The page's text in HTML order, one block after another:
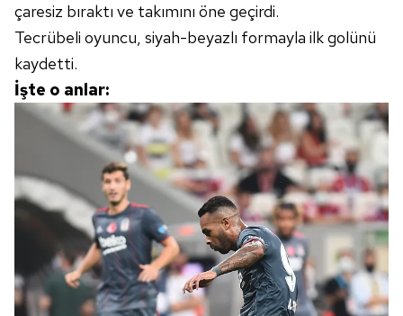
çaresiz bıraktı ve takımını öne geçirdi.
Tecrübeli oyuncu, siyah-beyazlı formayla ilk golünü
kaydetti.
İşte o anlar: